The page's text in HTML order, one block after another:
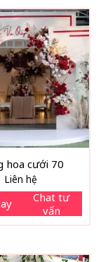
hoa cưới 70
Liên hệ
Chat tư
vấn